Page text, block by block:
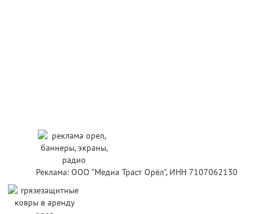
Реклама: ООО "Медиа Траст Орёл", ИНН 7107062130